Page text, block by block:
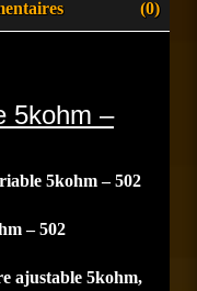
(0)
5kohm –
5kohm – 502
– 502
ajustable 5kohm,